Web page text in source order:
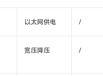
以太网供电 /
宽压降压 /